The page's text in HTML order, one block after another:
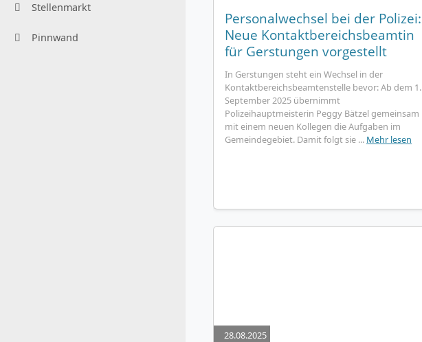
Stellenmarkt
Pinnwand
Personalwechsel bei der Polizei:
Neue Kontaktbereichsbeamtin
für Gerstungen vorgestellt
In Gerstungen steht ein Wechsel in der
Kontaktbereichsbeamtenstelle bevor: Ab dem 1.
September 2025 übernimmt
Polizeihauptmeisterin Peggy Bätzel gemeinsam
mit einem neuen Kollegen die Aufgaben im
Gemeindegebiet. Damit folgt sie ... Mehr lesen
28.08.2025